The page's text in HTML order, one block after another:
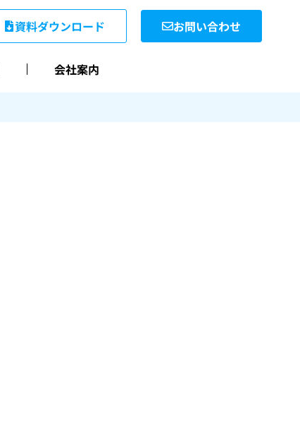
資料ダウンロード お問い合わせ
会社案内